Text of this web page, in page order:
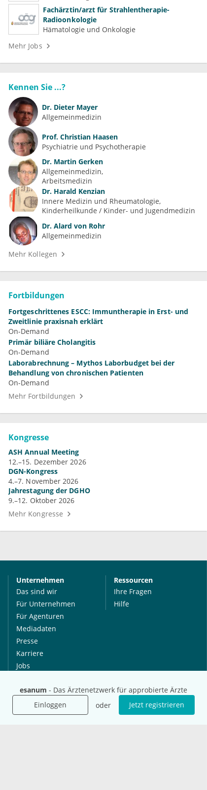
esanum - Das Ärztenetzwerk für approbierte Ärzte
Einloggen
oder Jetzt registrieren
Fachärztin/arzt für Strahlentherapie-
Radioonkologie
Hämatologie und Onkologie
Mehr Jobs
Kennen Sie ...?
Dr. Dieter Mayer
Allgemeinmedizin
Prof. Christian Haasen
Psychiatrie und Psychotherapie
Dr. Martin Gerken
Allgemeinmedizin
Arbeitsmedizin
Dr. Harald Kenzian
Innere Medizin und Rheumatologie
Kinderheilkunde / Kinder- und Jugendmedizin
Dr. Alard von Rohr
Allgemeinmedizin
Mehr Kollegen
Fortbildungen
Fortgeschrittenes ESCC: Immuntherapie in Erst- und
Zweitlinie praxisnah erklärt
On-Demand
Primär biliäre Cholangitis
On-Demand
Laborabrechnung – Mythos Laborbudget bei der
Behandlung von chronischen Patienten
On-Demand
Mehr Fortbildungen
Kongresse
ASH Annual Meeting
12.–15. Dezember 2026
DGN-Kongress
4.–7. November 2026
Jahrestagung der DGHO
9.–12. Oktober 2026
Mehr Kongresse
Unternehmen
Das sind wir
Für Unternehmen
Für Agenturen
Mediadaten
Presse
Karriere
Jobs
Ressourcen
Ihre Fragen
Hilfe
International
esanum.it
esanum.com
Social Media
Youtube
Twitter